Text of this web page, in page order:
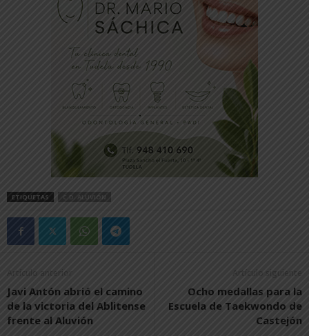
ETIQUETAS C.D. ALUVIÓN
Artículo anterior
Javi Antón abrió el camino
de la victoria del Ablitense
frente al Aluvión
Artículo siguiente
Ocho medallas para la
Escuela de Taekwondo de
Castejón